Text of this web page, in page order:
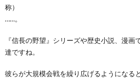
称）
……。
『信長の野望』シリーズや歴史小説、漫画
達ですね。
彼らが大規模会戦を繰り広げるようになる